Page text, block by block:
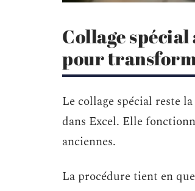
Collage
pour
Le collage spécial reste
dans Excel. Elle
anciennes.
La procédure tient en